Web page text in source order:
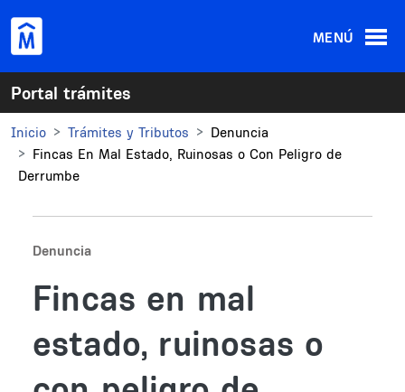
MENÚ
Portal trámites
Inicio Trámites y Tributos
Denuncia
Fincas En Mal Estado, Ruinosas o Con Peligro de
Derrumbe
Denuncia
Fincas en mal
estado, ruinosas o